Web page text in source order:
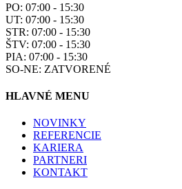
PO: 07:00 - 15:30
UT: 07:00 - 15:30
STR: 07:00 - 15:30
ŠTV: 07:00 - 15:30
PIA: 07:00 - 15:30
SO-NE: ZATVORENÉ
HLAVNÉ MENU
NOVINKY
REFERENCIE
KARIERA
PARTNERI
KONTAKT